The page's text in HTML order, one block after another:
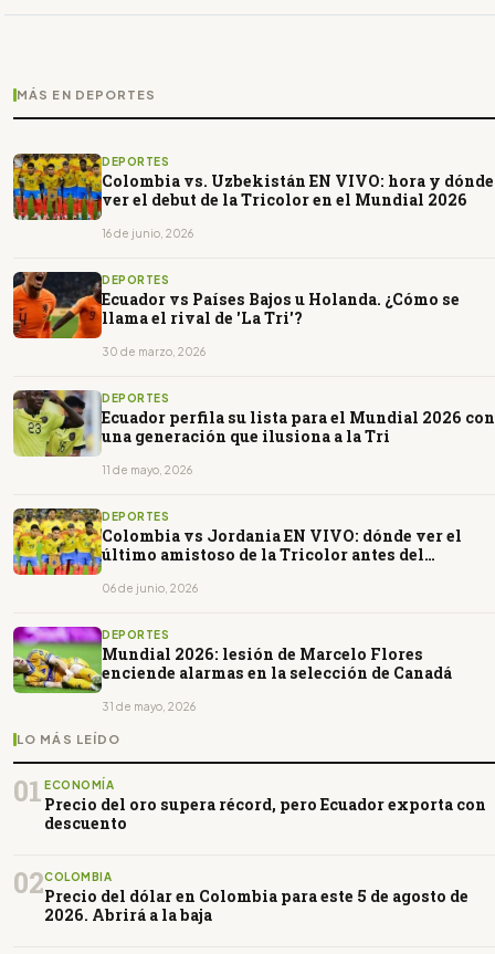
MÁS EN DEPORTES
DEPORTES
Colombia vs. Uzbekistán EN VIVO: hora y dónde
ver el debut de la Tricolor en el Mundial 2026
16 de junio, 2026
DEPORTES
Ecuador vs Países Bajos u Holanda. ¿Cómo se
llama el rival de 'La Tri'?
30 de marzo, 2026
DEPORTES
Ecuador perfila su lista para el Mundial 2026 con
una generación que ilusiona a la Tri
11 de mayo, 2026
DEPORTES
Colombia vs Jordania EN VIVO: dónde ver el
último amistoso de la Tricolor antes del
06 de junio, 2026
DEPORTES
Mundial 2026: lesión de Marcelo Flores
enciende alarmas en la selección de Canadá
31 de mayo, 2026
LO MÁS LEÍDO
01 ECONOMÍA
Precio del oro supera récord, pero Ecuador exporta con
descuento
02COLOMBIA
Precio del dólar en Colombia para este 5 de agosto de
2026. Abrirá a la baja